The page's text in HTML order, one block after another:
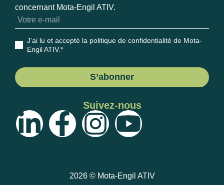
concernant Mota-Engil ATIV.
J'ai lu et accepté la politique de confidentialité de Mota-
Engil ATIV.*
S’abonner
Suivez-nous
2026 © Mota-Engil ATIV